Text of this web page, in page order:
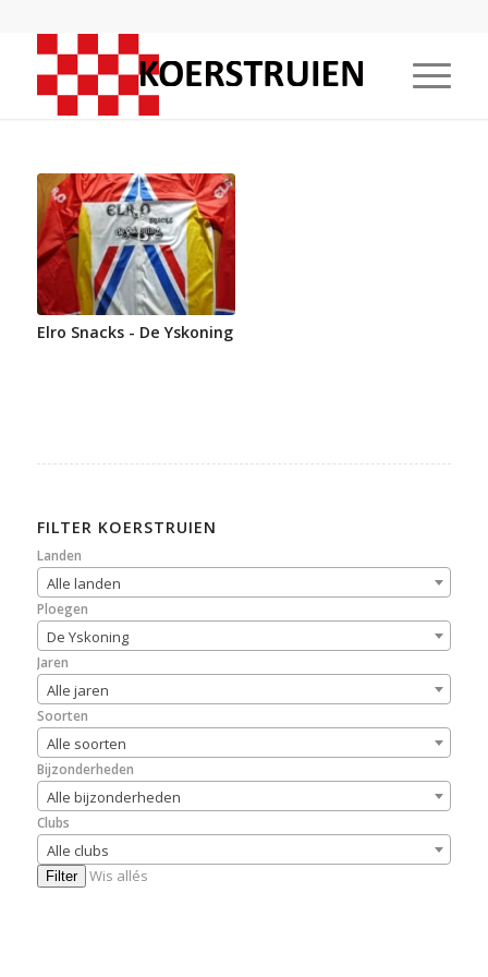
Elro Snacks - De Yskoning
FILTER KOERSTRUIEN
Landen
Alle landen
Ploegen
De Yskoning
Jaren
Alle jaren
Soorten
Alle soorten
Bijzonderheden
Alle bijzonderheden
Clubs
Alle clubs
Filter Wis allés